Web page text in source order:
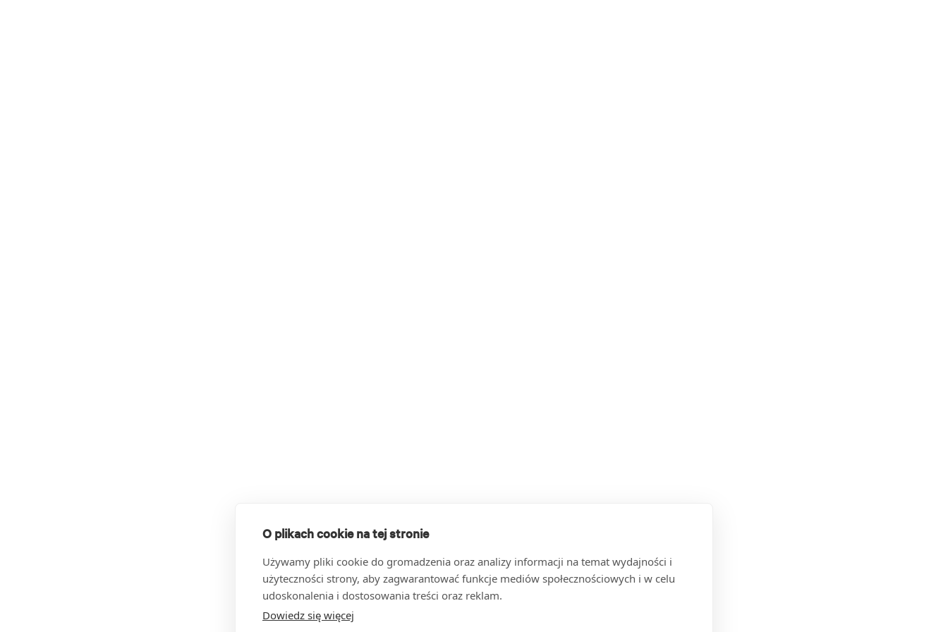
O plikach cookie na tej stronie
Używamy pliki cookie do gromadzenia oraz analizy informacji na temat wydajności i
użyteczności strony, aby zagwarantować funkcje mediów społecznościowych i w celu
udoskonalenia i dostosowania treści oraz reklam.
Dowiedz się więcej